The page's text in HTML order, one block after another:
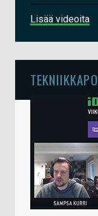
Lisää videoita